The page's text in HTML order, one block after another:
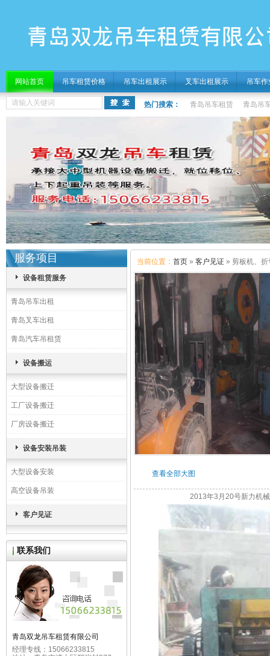
网站首页 吊车租赁价格 吊车出租展示 叉车出租展示 吊车作
热门搜索： 青岛吊车租赁 青岛吊
服务项目
设备租赁服务
青岛吊车出租
青岛叉车出租
青岛汽车吊租赁
设备搬运
大型设备搬迁
工厂设备搬迁
厂房设备搬迁
设备安装吊装
大型设备安装
高空设备吊装
客户见证
联系我们
青岛双龙吊车租赁有限公司
经理专线：15066233815
当前位置： 首页 » 客户见证 » 剪板机、
查看全部大图
2013年3月20号新力机械设备有